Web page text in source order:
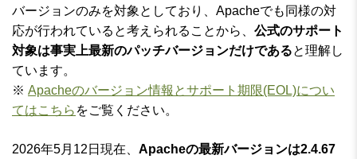
バージョンのみを対象としており、Apacheでも同様の対
応が行われていると考えられることから、 公式のサポート
対象は事実上最新のパッチバージョンだけであると理解し
ています。
※ Apacheのバージョン情報とサポート期限(EOL)につい
てはこちら をご覧ください。
2026年5月12日現在、 Apacheの最新バージョンは2.4.67